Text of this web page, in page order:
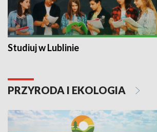
Studiuj w Lublinie
PRZYRODA I EKOLOGIA